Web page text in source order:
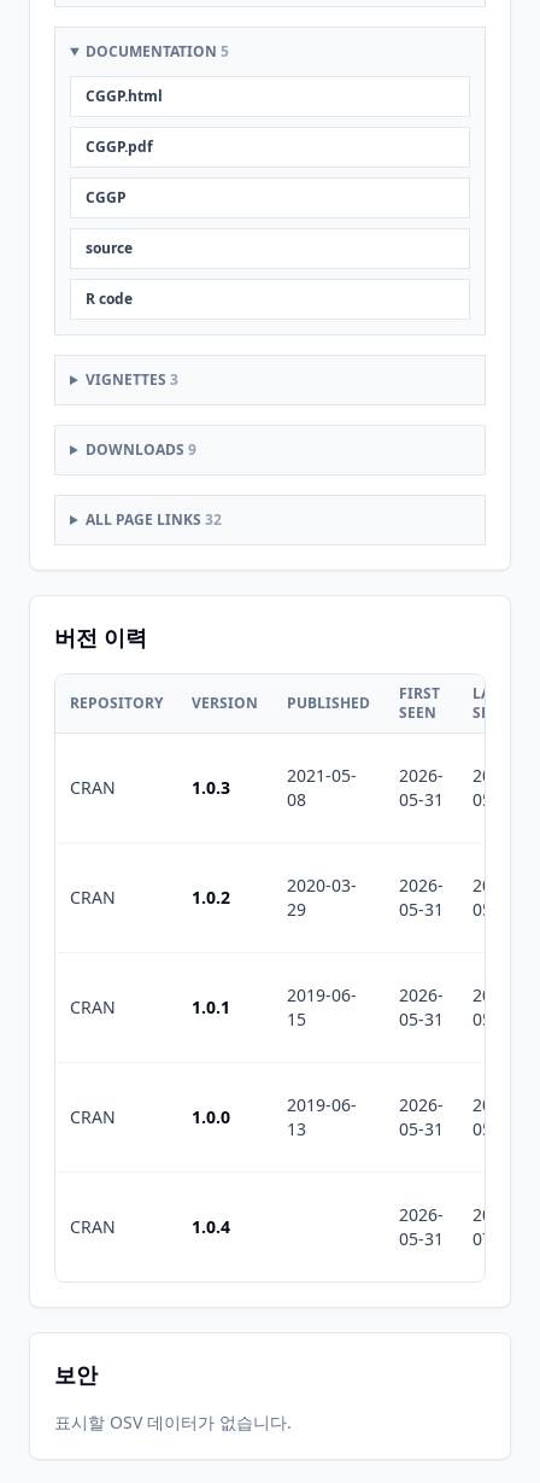
DOCUMENTATION 5
CGGP.html
CGGP.pdf
CGGP
source
R code
VIGNETTES 3
DOWNLOADS 9
ALL PAGE LINKS 32
버전 이력
REPOSITORY VERSION PUBLISHED
FIRST
SEEN
LAST
SEEN
CRAN 1.0.3
2021-05-
08
2026-
05-31
2026-
05-31
CRAN 1.0.2
2020-03-
29
2026-
05-31
2026-
05-31
CRAN 1.0.1
2019-06-
15
2026-
05-31
2026-
05-31
CRAN 1.0.0
2019-06-
13
2026-
05-31
2026-
05-31
CRAN 1.0.4
2026-
05-31
2026-
07-10
보안
표시할 OSV 데이터가 없습니다.